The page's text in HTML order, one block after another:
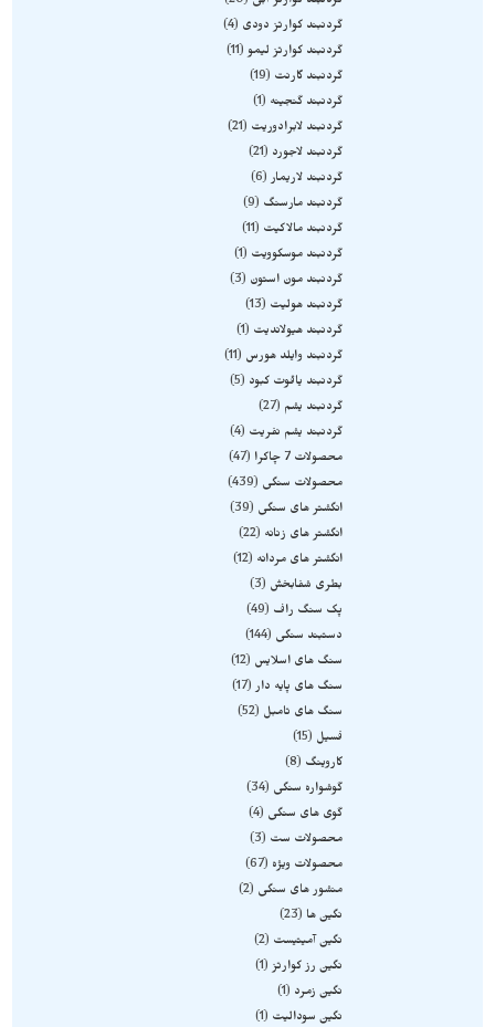
گردنبند کوارتز دودی
4
گردنبند کوارتز لیمو 11
گردنبند گارنت
19
گردنبند گنجینه
1
گردنبند لابرادوریت
21
گردنبند لاجورد
21
گردنبند لاریمار 6
گردنبند مارسنگ
9
گردنبند مالاکیت
11
گردنبند موسکوویت
1
گردنبند مون استون
3
گردنبند هولیت
13
گردنبند هیولاندیت
1
گردنبند وایلد هورس
11
گردنبند یاقوت کبود
5
گردنبند یشم
27
گردنبند یشم نفریت
4
محصولات 7 چاکرا
47
محصولات سنگی
439
انگشتر های سنگی
39
انگشتر های زنانه
22
انگشتر های مردانه
12
بطری شفابخش
3
پک سنگ راف
49
دستبند سنگی
144
سنگ های اسلایس
12
سنگ های پایه دار 17
سنگ های تامبل
52
فسیل
15
کاروینگ
8
گوشواره سنگی
34
گوی های سنگی
4
محصولات ست
3
محصولات ویژه
67
منشور های سنگی
2
نگین ها
23
نگین آمیتیست
2
نگین رز کوارتز 1
نگین زمرد
1
نگین سودالیت
1